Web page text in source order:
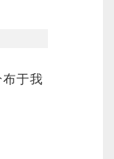
于我